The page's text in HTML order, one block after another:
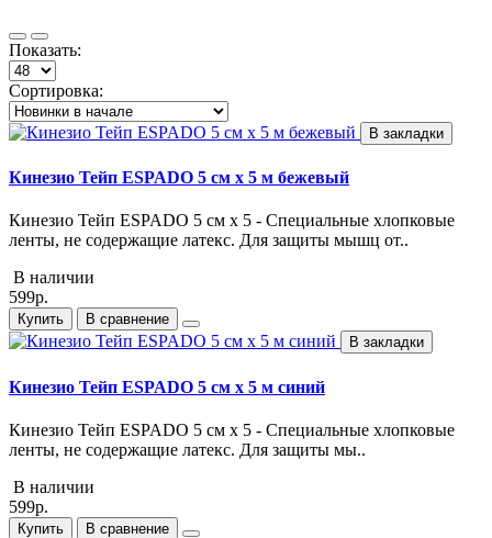
Показать:
Сортировка:
В закладки
Кинезио Тейп ESPADO 5 см х 5 м бежевый
Кинезио Тейп ESPADO 5 см х 5 - Специальные хлопковые
ленты, не содержащие латекс. Для защиты мышц от..
В наличии
599р.
Купить
В сравнение
В закладки
Кинезио Тейп ESPADO 5 см х 5 м синий
Кинезио Тейп ESPADO 5 см х 5 - Специальные хлопковые
ленты, не содержащие латекс. Для защиты мы..
В наличии
599р.
Купить В сравнение